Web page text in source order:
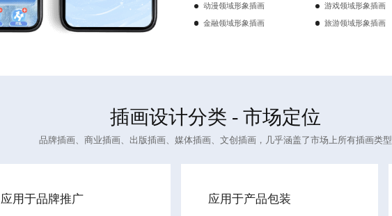
动漫领域形象插画 游戏领域形象插画
金融领域形象插画 旅游领域形象插画
插画设计分类 - 市场定位
品牌插画、商业插画、出版插画、媒体插画、文创插画，几乎涵盖了市场上所有插画类型
应用于品牌推广 应用于产品包装